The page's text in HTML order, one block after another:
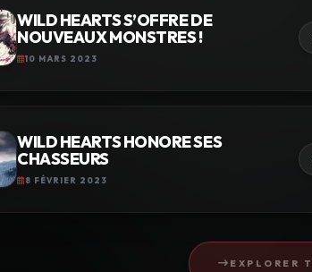
WILD HEARTS S’OFFRE DE
NOUVEAUX MONSTRES !
10 MARS 2023
WILD HEARTS HONORE SES
CHASSEURS
8 FÉVRIER 2023
EXPLORER